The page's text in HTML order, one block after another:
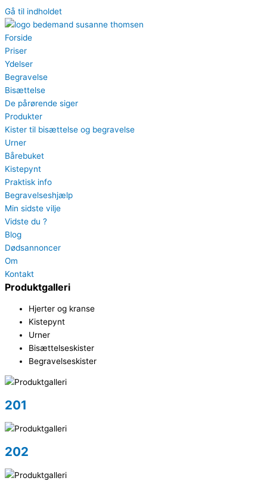
Gå til indholdet
Forside
Priser
Ydelser
Begravelse
Bisættelse
De pårørende siger
Produkter
Kister til bisættelse og begravelse
Urner
Bårebuket
Kistepynt
Praktisk info
Begravelseshjælp
Min sidste vilje
Vidste du ?
Blog
Dødsannoncer
Om
Kontakt
Produktgalleri
Hjerter og kranse
Kistepynt
Urner
Bisættelseskister
Begravelseskister
201
202